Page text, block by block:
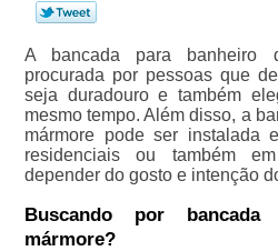
A bancada para banheiro
procurada por pessoas que
seja duradouro e também
mesmo tempo. Além disso, a
mármore pode ser instalada
residenciais ou também
depender do gosto e intenção
Buscando por
mármore?